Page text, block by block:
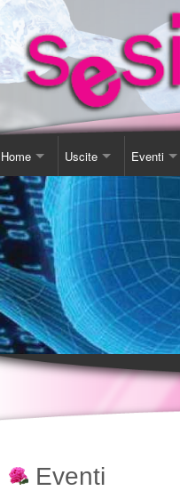
Home
Contatti
Chi Siamo
Comitato
Tassa Sociale
Statuto
Uscite
Corso Soggiorno
Gita Autunnale
Incontri in Piscina
Altro
Eventi
Giornata
Corsi e
Video
Teatro
Eventi